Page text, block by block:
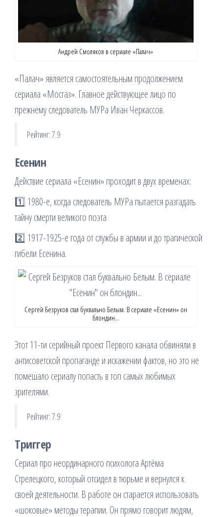
Андрей Смоляков в сериале «Палач»
«Палач» является самостоятельным продолжением
сериала «Мосгаз». Главное действующее лицо по
прежнему следователь МУРа Иван Черкассов.
Рейтинг: 7.9
Есенин
Действие сериала «Есенин» проходит в двух временах:
1️⃣ 1980-е, когда следователь МУРа пытается разгадать
тайну смерти великого поэта
2️⃣ 1917-1925-е года от службы в армии и до трагической
гибели Есенина.
Сергей Безруков стал буквально Белым. В сериале «Есенин» он
блондин…
Этот 11-ти серийный проект Первого канала обвиняли в
антисоветской пропаганде и искажении фактов, но это не
помешало сериалу попасть в топ самых любимых
зрителями.
Рейтинг: 7.9
Триггер
Сериал про неординарного психолога Артёма
Стрелецкого, который отсидел в тюрьме и вернулся к
своей деятельности. В работе он старается использовать
«шоковые» методы терапии. Он прямо говорит людям,